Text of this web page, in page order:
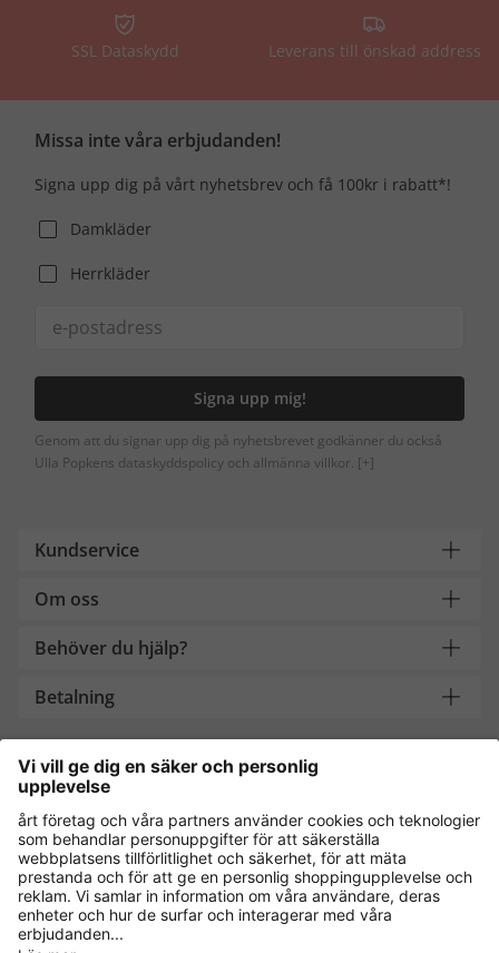
SSL Dataskydd Leverans till önskad address
Missa inte våra erbjudanden!
Signa upp dig på vårt nyhetsbrev och få 100kr i rabatt*!
Damkläder
Herrkläder
Signa upp mig!
Genom att du signar upp dig på nyhetsbrevet godkänner du också
Ulla Popkens dataskyddspolicy och allmänna villkor. [+]
Kundservice
Om oss
Behöver du hjälp?
Betalning
Handla säkert med
Andra onlinebutiker
Sverige